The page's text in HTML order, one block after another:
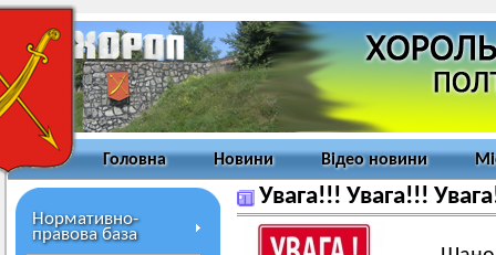
Головна Новини Відео новини
Нормативно-
правова база
Увага!!! Увага!!!